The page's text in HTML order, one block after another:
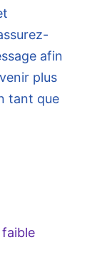
afin
plus
tant que
faible